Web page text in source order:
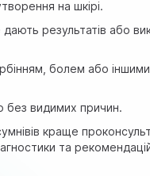
на шкірі.
результатів або
болем або іншими
без видимих причин.
краще
та